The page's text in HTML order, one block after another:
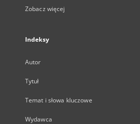
Zobacz więcej
Indeksy
Autor
Tytuł
Temat i słowa kluczowe
Wydawca